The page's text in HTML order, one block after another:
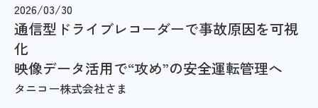
2026/03/30
通信型ドライブレコーダーで事故原因を可視
化
映像データ活用で“攻め”の安全運転管理へ
タニコー株式会社さま